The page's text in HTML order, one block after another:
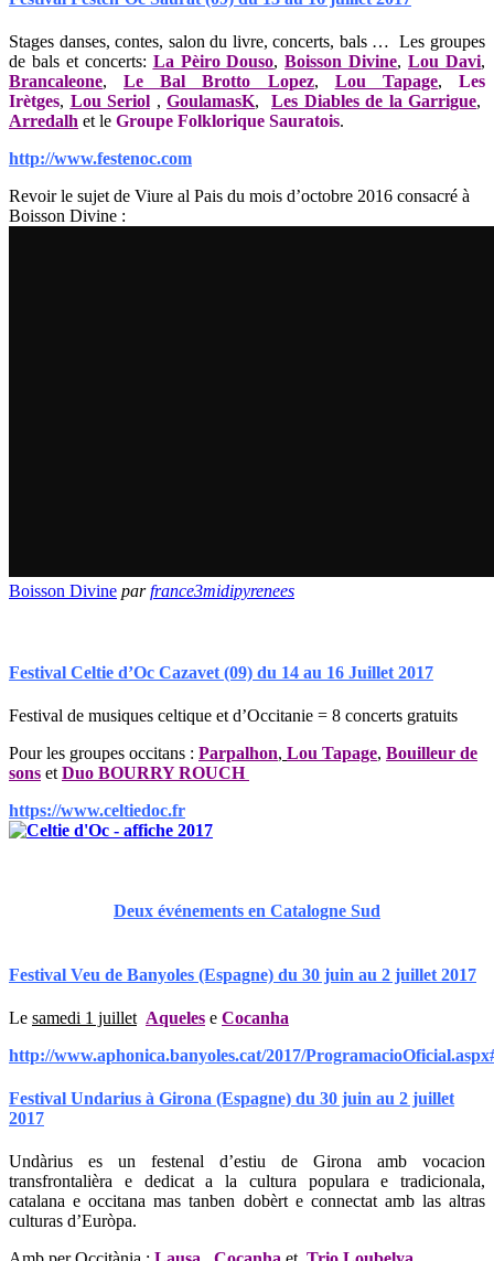
Stages danses, contes, salon du livre, concerts, bals … Les groupes
de bals et concerts: La Pèiro Douso,Boisson Divine,Lou Davi,
Brancaleone,Le Bal Brotto Lopez, Lou Tapage,Les
Irètges, Lou Seriol , GoulamasK, Les Diables de la Garrigue,
Arredalh et le Groupe Folklorique Sauratois.
http://www.festenoc.com
Revoir le sujet de Viure al Pais du mois d’octobre 2016 consacré à
Boisson Divine :
Boisson Divine parfrance3midipyrenees
Festival Celtie d’Oc Cazavet (09) du 14 au 16 Juillet 2017
Festival de musiques celtique et d’Occitanie = 8 concerts gratuits
Pour les groupes occitans : Parpalhon, Lou Tapage, Bouilleur de
sons et Duo BOURRY ROUCH
https://www.celtiedoc.fr
Deux événements en Catalogne Sud
Festival Veu de Banyoles (Espagne) du 30 juin au 2 juillet 2017
Le samedi 1 juillet Aqueles e Cocanha
http://www.aphonica.banyoles.cat/2017/
Festival Undarius à Girona (Espagne) du 30 juin au 2 juillet
2017
Undàrius es un festenal d’estiu de Girona amb vocacion
transfrontalièra e dedicat a la cultura populara e tradicionala,
catalana e occitana mas tanben dobèrt e connectat amb las altras
culturas d’Euròpa.